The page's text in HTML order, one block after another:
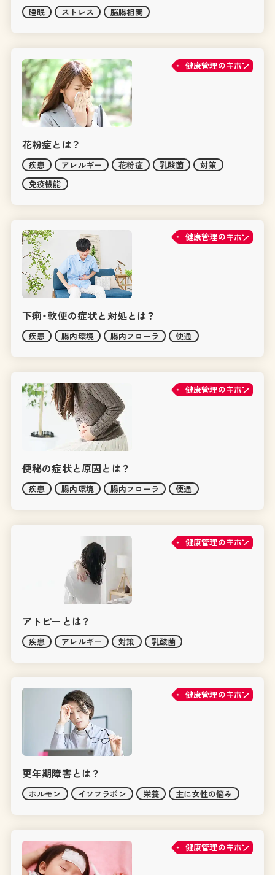
睡眠 ストレス 脳腸相関
健康管理の
花粉症とは？
疾患 アレルギー 花粉症 乳酸菌
対策
免疫機能
健康管理の
下痢・軟便の症状と対処とは？
疾患 腸内環境 腸内フローラ 便通
健康管理の
便秘の症状と原因とは？
疾患 腸内環境 腸内フローラ 便通
健康管理の
アトピーとは？
疾患 アレルギー 対策 乳酸菌
健康管理の
更年期障害とは？
ホルモン イソフラボン 栄養 主に女性の悩み
健康管理の